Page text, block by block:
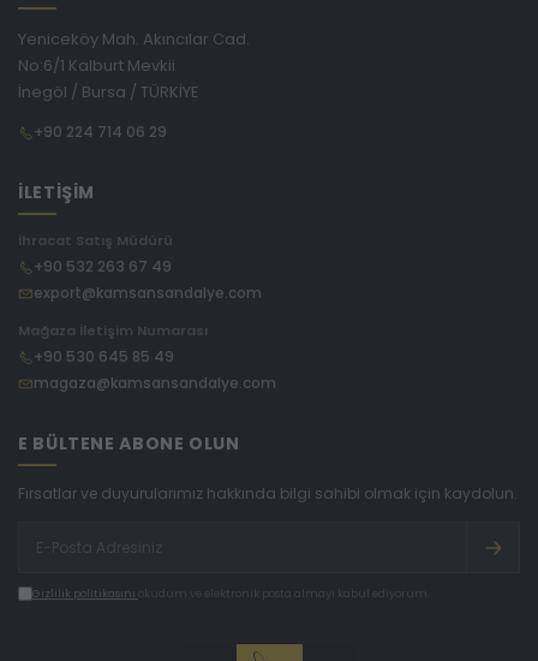
Yeniceköy Mah. Akıncılar Cad.
No:6/1 Kalburt Mevkii
İnegöl / Bursa / TÜRKİYE
+90 224 714 06 29
İLETİŞİM
İhracat Satış Müdürü
+90 532 263 67 49
export@kamsansandalye.com
Mağaza İletişim Numarası
+90 530 645 85 49
magaza@kamsansandalye.com
E BÜLTENE ABONE OLUN
Fırsatlar ve duyurularımız hakkında bilgi sahibi olmak için kaydolun.
Gizlilik politikasını okudum ve elektronik posta almayı kabul ediyorum.